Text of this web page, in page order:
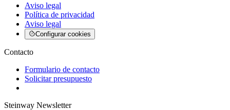
Aviso legal
Política de privacidad
Aviso legal
Configurar cookies
Contacto
Formulario de contacto
Solicitar presupuesto
Steinway Newsletter